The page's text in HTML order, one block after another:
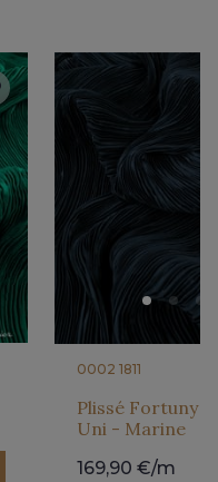
0002 1811
Plissé Fortuny -
Uni - Marine
169,90 €/m